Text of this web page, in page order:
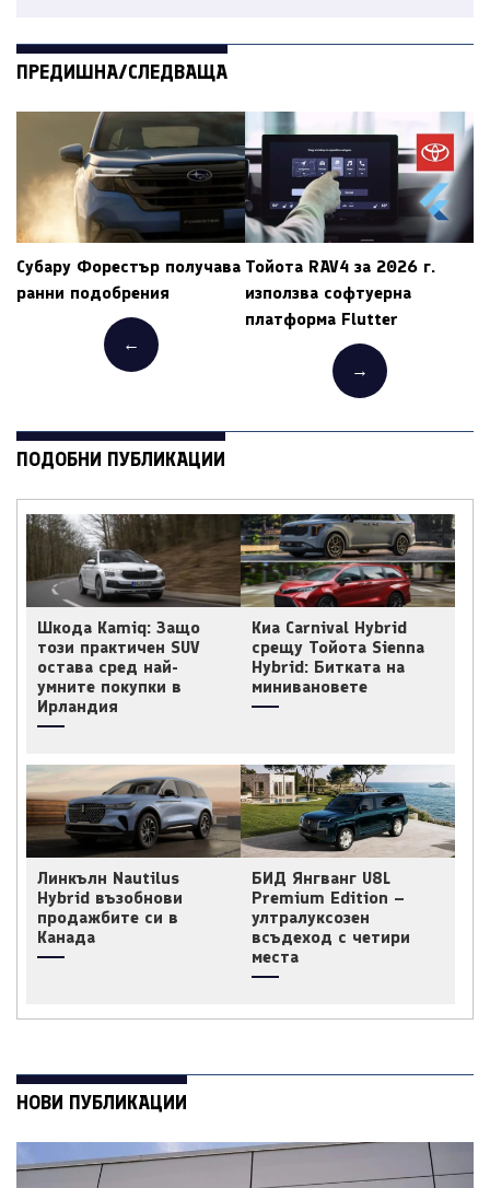
ПРЕДИШНА/СЛЕДВАЩА
Субару Форестър получава
ранни подобрения
←
Тойота RAV4 за 2026 г.
използва софтуерна
платформа Flutter
→
ПОДОБНИ ПУБЛИКАЦИИ
Шкода Kamiq: Защо
този практичен SUV
остава сред най-
умните покупки в
Ирландия
Киа Carnival Hybrid
срещу Тойота Sienna
Hybrid: Битката на
минивановете
Линкълн Nautilus
Hybrid възобнови
продажбите си в
Канада
БИД Янгванг U8L
Premium Edition –
ултралуксозен
всъдеход с четири
места
НОВИ ПУБЛИКАЦИИ